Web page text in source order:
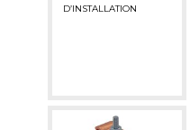
D’INSTALLATION